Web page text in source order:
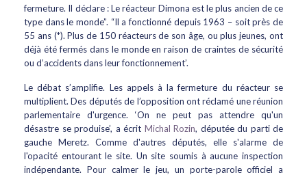
fermeture. Il déclare : Le réacteur Dimona est le plus ancien de ce
type dans le monde”. “Il a fonctionné depuis 1963 – soit près de
55 ans (*). Plus de 150 réacteurs de son âge, ou plus jeunes, ont
déjà été fermés dans le monde en raison de craintes de sécurité
ou d’accidents dans leur fonctionnement’.
Le débat s’amplifie. Les appels à la fermeture du réacteur se
multiplient. Des députés de l’opposition ont réclamé une réunion
parlementaire d'urgence. ‘On ne peut pas attendre qu'un
désastre se produise’, a écrit Michal Rozin, députée du parti de
gauche Meretz. Comme d'autres députés, elle s'alarme de
l'opacité entourant le site. Un site soumis à aucune inspection
indépendante. Pour calmer le jeu, un porte-parole officiel a